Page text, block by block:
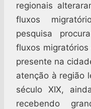
regionais
fluxos
pesquisa
fluxos
presente na
atenção à região
século XIX,
recebendo